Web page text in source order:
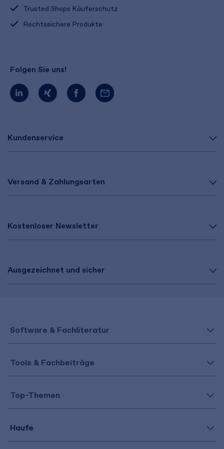
Kundenservice
Versand & Zahlungsarten
Kostenloser Newsletter
Ausgezeichnet und sicher
Trusted Shops Käuferschutz
Rechtssichere Produkte
Folgen Sie uns!
Software & Fachliteratur
Tools & Fachbeiträge
Top-Themen
Haufe